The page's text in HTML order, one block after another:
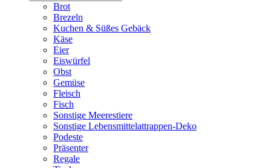
Brot
Brezeln
Kuchen & Süßes Gebäck
Käse
Eier
Eiswürfel
Obst
Gemüse
Fleisch
Fisch
Sonstige Meerestiere
Sonstige Lebensmittelattrappen-Deko
Podeste
Präsenter
Regale